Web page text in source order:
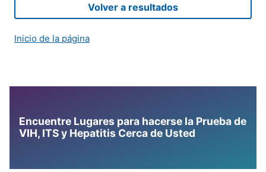
Volver a resultados
Inicio de la página
Encuentre Lugares para hacerse la Prueba de
VIH, ITS y Hepatitis Cerca de Usted